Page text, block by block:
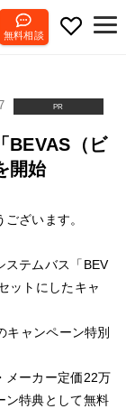
無料相談
PR
BEVAS（ビ
開始
ざいます。
ステムバス「BEV
ットにしたキャ
キャンペーン特別
メーカー定価22万
ン特典として無料